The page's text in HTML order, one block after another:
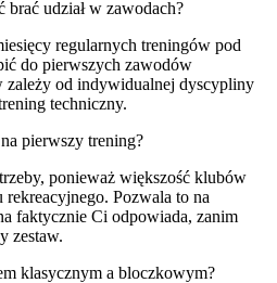
brać udział w zawodach?
regularnych treningów pod
do pierwszych zawodów
zależy od indywidualnej dyscypliny
techniczny.
pierwszy trening?
ponieważ większość klubów
Pozwala to na
faktycznie Ci odpowiada, zanim
zestaw.
klasycznym a bloczkowym?